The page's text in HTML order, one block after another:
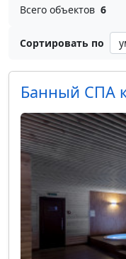
Всего объектов 6
Сортировать по
Банный СПА